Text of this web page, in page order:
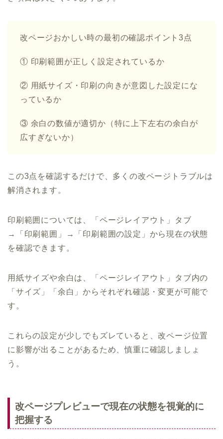
改ページおかしい時の最初の確認ポイント3点
① 印刷範囲が正しく設定されているか
② 用紙サイズ・印刷の向きが意図した設定にな
っているか
③ 余白の数値が適切か（特に上下左右の余白が
広すぎないか）
この3点を確認するだけで、多くの改ページトラブルは
解消されます。
印刷範囲については、「ページレイアウト」タブ
→「印刷範囲」→「印刷範囲の設定」から現在の状態
を確認できます。
用紙サイズや余白は、「ページレイアウト」タブ内の
「サイズ」「余白」からそれぞれ確認・変更が可能で
す。
これらの設定が少しでもズレていると、改ページ位置
に影響が出ることがあるため、慎重に確認しましょ
う。
改ページプレビューで現在の状態を視覚的に
把握する